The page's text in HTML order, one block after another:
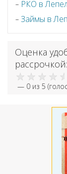
РКО в
Займы в
Оценка
рассрочкой:
— 0 из 5